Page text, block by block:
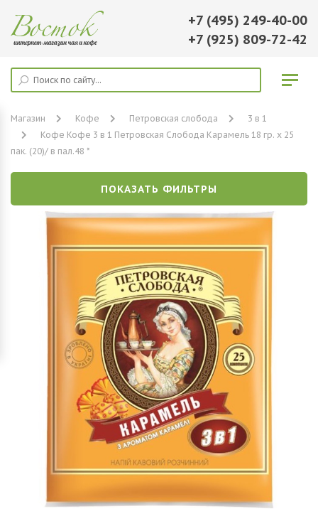
+7 (495) 249-40-00
+7 (925) 809-72-42
Магазин Кофе Петровская слобода
3 в 1
Кофе Кофе 3 в 1 Петровская Слобода Карамель 18 гр. х 25
пак. (20)/ в пал.48 *
ПОКАЗАТЬ ФИЛЬТРЫ